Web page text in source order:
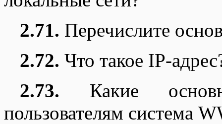
2.71. Перечислите
2.72. Что такое IP-
2.73. Какие
пользователям система